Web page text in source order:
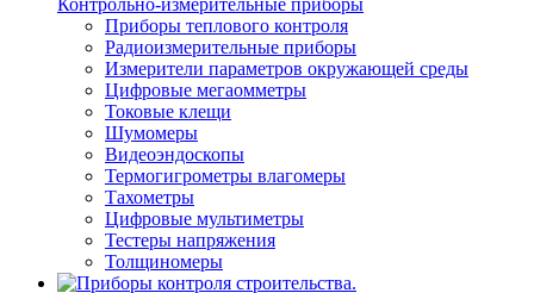
Контрольно-измерительные приборы
Приборы теплового контроля
Радиоизмерительные приборы
Измерители параметров окружающей среды
Цифровые мегаомметры
Токовые клещи
Шумомеры
Видеоэндоскопы
Термогигрометры влагомеры
Тахометры
Цифровые мультиметры
Тестеры напряжения
Толщиномеры